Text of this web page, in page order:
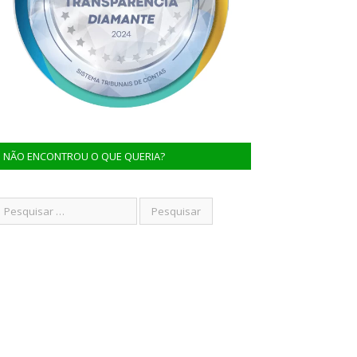
NÃO ENCONTROU O QUE QUERIA?